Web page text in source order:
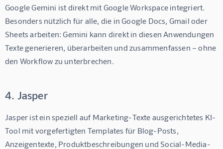
Google Gemini ist direkt mit Google Workspace integriert.
Besonders nützlich für alle, die in Google Docs, Gmail oder
Sheets arbeiten: Gemini kann direkt in diesen Anwendungen
Texte generieren, überarbeiten und zusammenfassen – ohne
den Workflow zu unterbrechen.
4. Jasper
Jasper ist ein speziell auf Marketing-Texte ausgerichtetes KI-
Tool mit vorgefertigten Templates für Blog-Posts,
Anzeigentexte, Produktbeschreibungen und Social-Media-